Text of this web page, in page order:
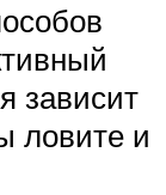
зависит
ловите и